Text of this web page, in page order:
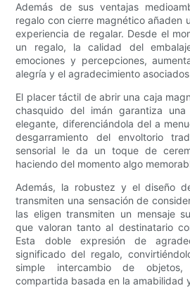
Además de sus ventajas
regalo con cierre magnético añaden
experiencia de regalar. Desde el
un regalo, la calidad del
emociones y percepciones,
alegría y el agradecimiento
El placer táctil de abrir una caja
chasquido del imán garantiza
elegante, diferenciándola del a
desgarramiento del envoltorio
sensorial le da un toque de
haciendo del momento algo
Además, la robustez y el diseño
transmiten una sensación de
las eligen transmiten un mensaje
que valoran tanto al destinatario
Esta doble expresión de
significado del regalo,
simple intercambio de
compartida basada en la amabilidad